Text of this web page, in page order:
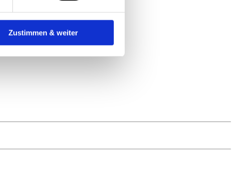
ist es, wenn Sie dazu unter
Zustimmen & weiter